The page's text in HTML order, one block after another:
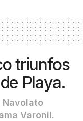
triunfos
Playa.
Varonil.